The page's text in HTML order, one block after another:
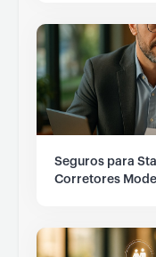
Seguros para
Corretores